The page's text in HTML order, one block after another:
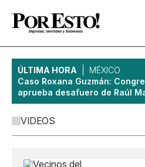
ÚLTIMA HORA
MÉXICO
Caso Roxana Guzmán:
aprueba desafuero de Raúl
VIDEOS